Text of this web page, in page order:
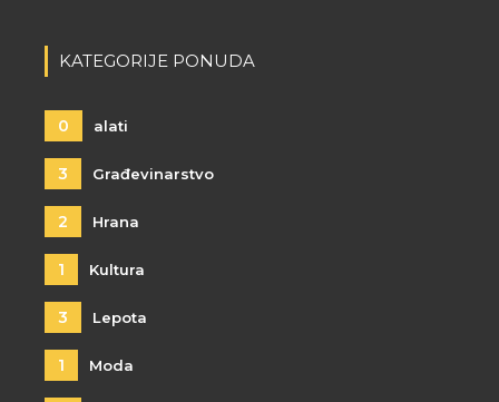
KATEGORIJE PONUDA
0 alati
3 Građevinarstvo
2 Hrana
1 Kultura
3 Lepota
1 Moda